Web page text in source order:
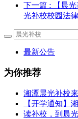
下一篇 : 【晨
光补校校园法
最新公告
为你推荐
湘潭晨光补校
【开学通知】
读补校，到晨